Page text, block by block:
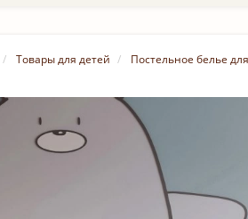
Товары для детей Постельное белье